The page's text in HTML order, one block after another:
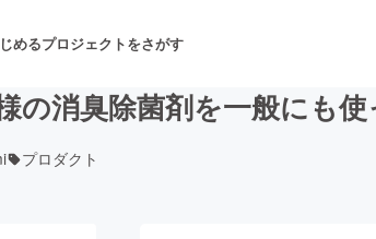
めるプロジェクトをさがす
の消臭除菌剤を一般にも
プロダクト